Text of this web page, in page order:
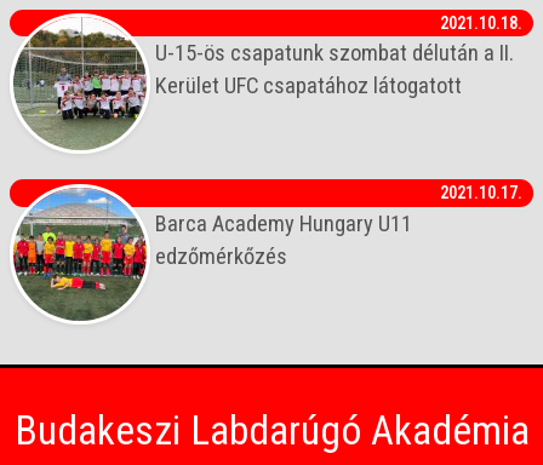
2021.10.18.
U-15-ös csapatunk szombat délután a II.
Kerület UFC csapatához látogatott
2021.10.17.
Barca Academy Hungary U11
edzőmérkőzés
Budakeszi Labdarúgó Akadémia